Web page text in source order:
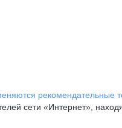
рекомендательные
сети «Интернет»,